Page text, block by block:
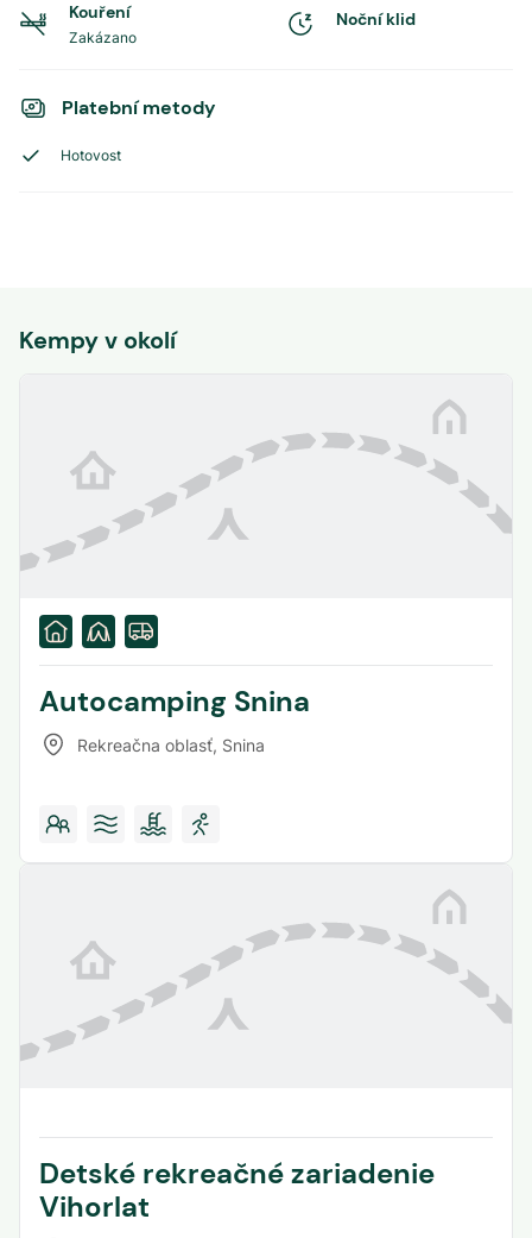
Kouření
Zakázano
Noční klid
Platební metody
Hotovost
Kempy v okolí
Autocamping Snina
Rekreačna oblasť, Snina
Detské rekreačné zariadenie
Vihorlat